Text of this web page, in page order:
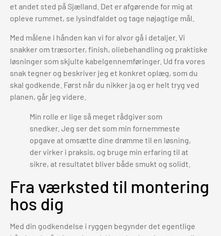
et andet sted på Sjælland. Det er afgørende for mig at
opleve rummet, se lysindfaldet og tage nøjagtige mål.
Med målene i hånden kan vi for alvor gå i detaljer. Vi
snakker om træsorter, finish, oliebehandling og praktiske
løsninger som skjulte kabelgennemføringer. Ud fra vores
snak tegner og beskriver jeg et konkret oplæg, som du
skal godkende. Først når du nikker ja og er helt tryg ved
planen, går jeg videre.
Min rolle er lige så meget rådgiver som
snedker. Jeg ser det som min fornemmeste
opgave at omsætte dine drømme til en løsning,
der virker i praksis, og bruge min erfaring til at
sikre, at resultatet bliver både smukt og solidt.
Fra værksted til montering
hos dig
Med din godkendelse i ryggen begynder det egentlige